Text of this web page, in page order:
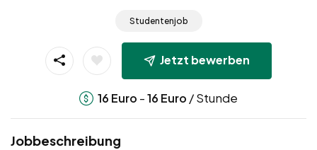
Studentenjob
Jetzt bewerben
16 Euro -16 Euro / Stunde
Jobbeschreibung